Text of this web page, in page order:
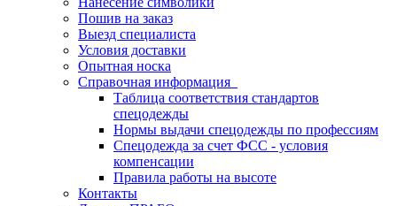
Пошив на заказ
Выезд специалиста
Условия доставки
Опытная носка
Справочная информация
Таблица соответствия стандартов
спецодежды
Нормы выдачи спецодежды по профессиям
Спецодежда за счет ФСС - условия
компенсации
Правила работы на высоте
Контакты